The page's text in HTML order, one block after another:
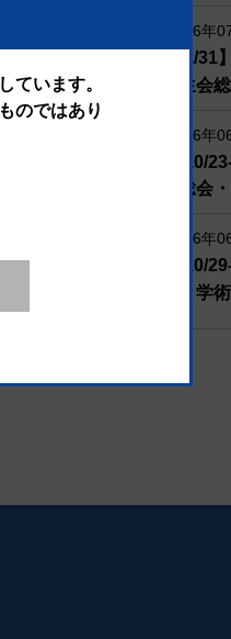
2026年
【1/31
済生会
2026年
【10/
会総会
2026年
【10/
会・学
ています。
のではあり